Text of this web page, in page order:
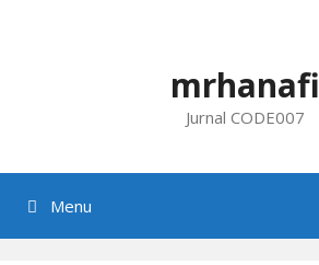
mrhanafi
Jurnal CODE007
Menu